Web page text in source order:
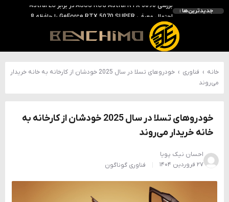
جدیدترین‌ها :
احتمال معرفی GeForce RTX 5070 SUPER با حافظه 18 گیگابایتی؛ ارتقای محسوس نسبت به مدل استاندارد
انویدیا DLSS 5 را با سه مدل هوش مصنوعی معرفی کرد؛ انتقادهای اولیه نتیجه داد
انویدیا پردازنده 88 هسته‌ای Vera را معرفی کرد؛ CPU اختصاصی برای نسل بعدی هوش مصنوعی
بالاخره سنسور Hotspot کارت‌های RTX 50 ظاهر شد؛ HWMonitor 1.65 تنها نماینده نمایش نیست
خانه › فناوری ›
خودروهای تسلا در سال 2025 خودشان از کارخانه به خانه خریدار
می‌روند
خودروهای تسلا در سال 2025 خودشان از کارخانه به
خانه خریدار می‌روند
احسان نیک پویا
۲۷ فروردین ۱۴۰۴
فناوری گوناگون